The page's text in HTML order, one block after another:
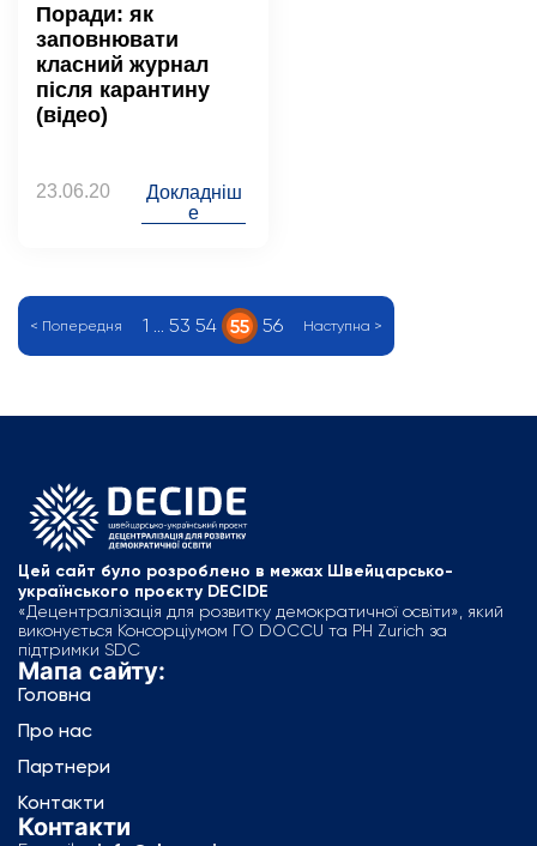
Поради: як
заповнювати
класний журнал
після карантину
(відео)
23.06.20
Докладніш
е
< Попередня 1 53 54 55 56 Наступна >
Цей сайт було розроблено в межах Швейцарсько-
українського проєкту DECIDE
«Децентралізація для розвитку демократичної освіти», який
виконується Консорціумом ГО DOCCU та PH Zurich за
підтримки SDC
Мапа сайту:
Головна
Про нас
Партнери
Контакти
Контакти